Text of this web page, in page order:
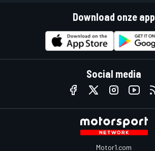
Download onze app
Social media
Motor1.com